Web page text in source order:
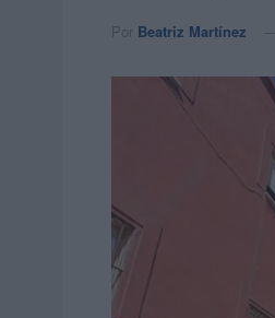
Por Beatriz Martínez